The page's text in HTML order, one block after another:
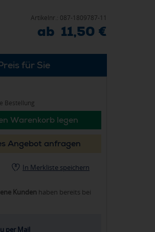
Artikelnr.: 087-1809787-11
ab 11,50 €
für Sie
Bestellung
Warenkorb legen
Angebot anfragen
In Merkliste speichern
Kunden haben bereits bei
per Mail